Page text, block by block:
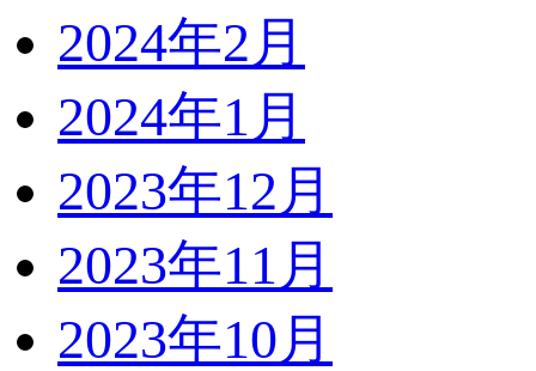
2024年2月
2024年1月
2023年12月
2023年11月
2023年10月